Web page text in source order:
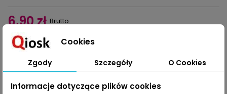
6,90 zł Brutto
Ilość 
Cookies
Zgody Szczegóły O Cookies
Informacje dotyczące plików cookies